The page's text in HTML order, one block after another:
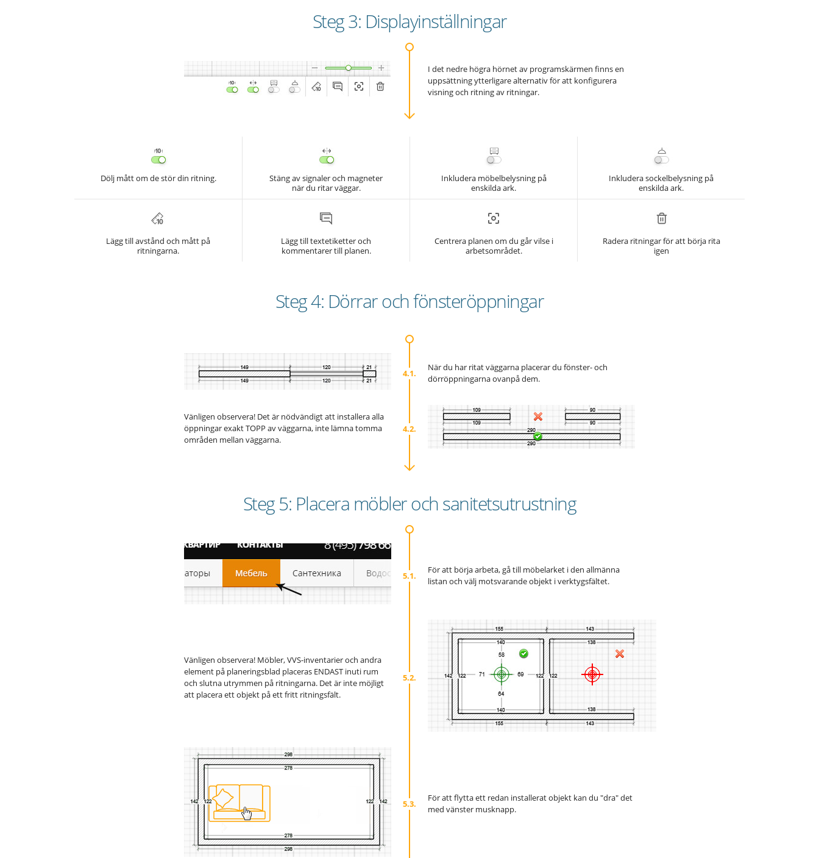
Steg 3: Displayinställningar
I det nedre högra hörnet av programskärmen finns en
uppsättning ytterligare alternativ för att konfigurera
visning och ritning av ritningar.
Dölj mått om de stör din ritning.
Stäng av signaler och magneter
när du ritar väggar.
Inkludera möbelbelysning på
enskilda ark.
Inkludera sockelbelysning på
enskilda ark.
Lägg till avstånd och mått på
ritningarna.
Lägg till textetiketter och
kommentarer till planen.
Centrera planen om du går vilse i
arbetsområdet.
Radera ritningar för att börja rita
igen
Steg 4: Dörrar och fönsteröppningar
4.1.
När du har ritat väggarna placerar du fönster- och
dörröppningarna ovanpå dem.
Vänligen observera! Det är nödvändigt att installera alla
öppningar exakt TOPP av väggarna, inte lämna tomma
områden mellan väggarna.
4.2.
Steg 5: Placera möbler och sanitetsutrustning
5.1.
För att börja arbeta, gå till möbelarket i den allmänna
listan och välj motsvarande objekt i verktygsfältet.
Vänligen observera! Möbler, VVS-inventarier och andra
element på planeringsblad placeras ENDAST inuti rum
och slutna utrymmen på ritningarna. Det är inte möjligt
att placera ett objekt på ett fritt ritningsfält.
5.2.
5.3.
För att flytta ett redan installerat objekt kan du "dra" det
med vänster musknapp.